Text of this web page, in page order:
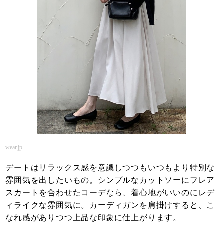
wear.jp
デートはリラックス感を意識しつつもいつもより特別な
雰囲気を出したいもの。シンプルなカットソーにフレア
スカートを合わせたコーデなら、着心地がいいのにレデ
ィライクな雰囲気に。カーディガンを肩掛けすると、こ
なれ感がありつつ上品な印象に仕上がります。